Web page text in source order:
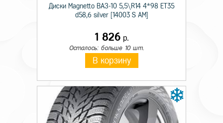
Диаметр 17
Индекс скорости T
Индекс нагрузки 106
Усиленность XL
Диски Magnetto ВАЗ-10 5,5\R14 4*98 ET35
d58,6 silver [14003 S AM]
1 826р.
Осталось: больше 10 шт.
В корзину